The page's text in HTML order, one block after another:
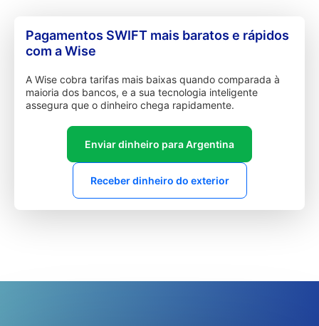
Pagamentos SWIFT mais baratos e rápidos
com a Wise
A Wise cobra tarifas mais baixas quando comparada à
maioria dos bancos, e a sua tecnologia inteligente
assegura que o dinheiro chega rapidamente.
Enviar dinheiro para Argentina
Receber dinheiro do exterior